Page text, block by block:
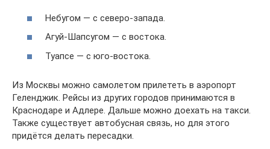
Небугом — с северо-запада.
Агуй-Шапсугом — с востока.
Туапсе — с юго-востока.
Из Москвы можно самолетом прилететь в аэропорт
Геленджик. Рейсы из других городов принимаются в
Краснодаре и Адлере. Дальше можно доехать на такси.
Также существует автобусная связь, но для этого
придётся делать пересадки.